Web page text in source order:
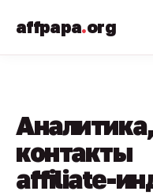
affpapa.org
контакты
affiliate-